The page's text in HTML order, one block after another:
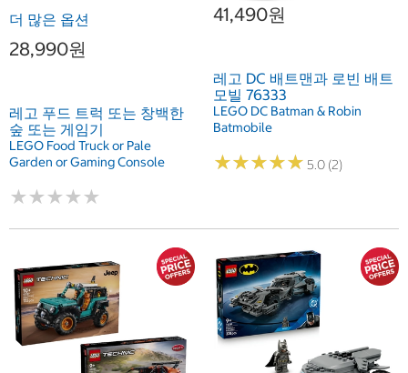
더 많은 옵션
28,990원
레고 푸드 트럭 또는 창백한
숲 또는 게임기
LEGO Food Truck or Pale
Garden or Gaming Console
★★★★★
★★★★★
41,490원
레고 DC 배트맨과 로빈 배트
모빌 76333
LEGO DC Batman & Robin
Batmobile
★★★★★
★★★★★ 5.0 (2)